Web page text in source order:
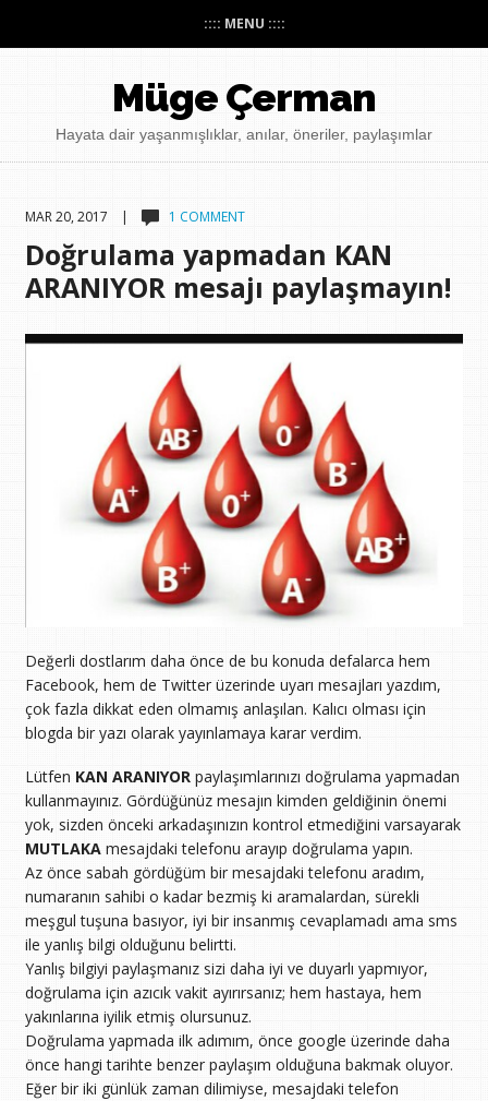
:::: MENU ::::
Müge Çerman
Hayata dair yaşanmışlıklar, anılar, öneriler, paylaşımlar
MAR 20, 2017 | 1 COMMENT
Doğrulama yapmadan KAN
ARANIYOR mesajı paylaşmayın!
Değerli dostlarım daha önce de bu konuda defalarca hem
Facebook, hem de Twitter üzerinde uyarı mesajları yazdım,
çok fazla dikkat eden olmamış anlaşılan. Kalıcı olması için
blogda bir yazı olarak yayınlamaya karar verdim.
Lütfen KAN ARANIYORpaylaşımlarınızı doğrulama yapmadan
kullanmayınız. Gördüğünüz mesajın kimden geldiğinin önemi
yok, sizden önceki arkadaşınızın kontrol etmediğini varsayarak
MUTLAKAmesajdaki telefonu arayıp doğrulama yapın.
Az önce sabah gördüğüm bir mesajdaki telefonu aradım,
numaranın sahibi o kadar bezmiş ki aramalardan, sürekli
meşgul tuşuna basıyor, iyi bir insanmış cevaplamadı ama sms
ile yanlış bilgi olduğunu belirtti.
Yanlış bilgiyi paylaşmanız sizi daha iyi ve duyarlı yapmıyor,
doğrulama için azıcık vakit ayırırsanız; hem hastaya, hem
yakınlarına iyilik etmiş olursunuz.
Doğrulama yapmada ilk adımım, önce google üzerinde daha
önce hangi tarihte benzer paylaşım olduğuna bakmak oluyor.
Eğer bir iki günlük zaman dilimiyse, mesajdaki telefon